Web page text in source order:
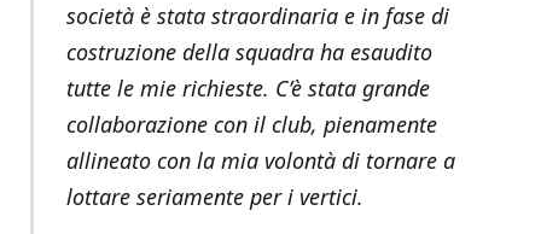
società è stata straordinaria e in fase di
costruzione della squadra ha esaudito
tutte le mie richieste. C’è stata grande
collaborazione con il club, pienamente
allineato con la mia volontà di tornare a
lottare seriamente per i vertici.